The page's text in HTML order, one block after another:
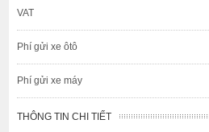
VAT
Phí gửi xe ôtô
Phí gửi xe máy
THÔNG TIN CHI TIẾT